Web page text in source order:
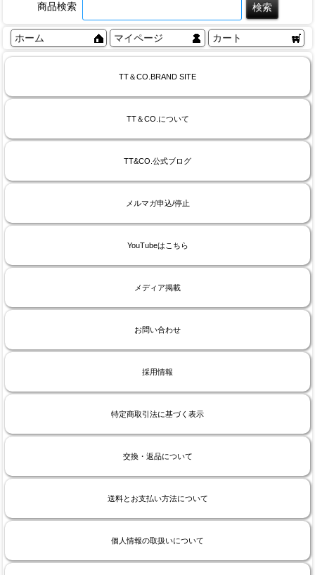
商品検索
ホーム マイページ カート
TT＆CO.BRAND SITE
TT＆CO.について
TT&CO.公式ブログ
メルマガ申込/停止
YouTubeはこちら
メディア掲載
お問い合わせ
採用情報
特定商取引法に基づく表示
交換・返品について
送料とお支払い方法について
個人情報の取扱いについて